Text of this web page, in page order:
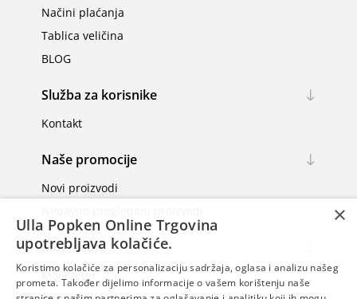
Načini plaćanja
Tablica veličina
BLOG
Služba za korisnike
Kontakt
Naše promocije
Novi proizvodi
Moj račun
Moj račun
×
Ulla Popken Online Trgovina
upotrebljava kolačiće.
Koristimo kolačiće za personalizaciju sadržaja, oglasa i analizu našeg
prometa. Također dijelimo informacije o vašem korištenju naše